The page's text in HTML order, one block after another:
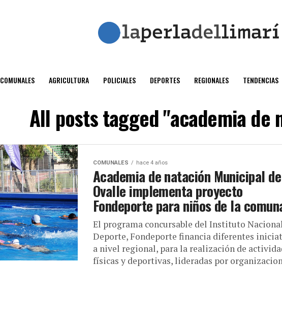
COMUNALES AGRICULTURA POLICIALES DEPORTES REGIONALES TENDENCIAS
All posts tagged "academia de
COMUNALES hace 4 años
Academia de natación Municipal de
Ovalle implementa proyecto
Fondeporte para niños de la
El programa concursable del Instituto
Deporte, Fondeporte financia diferentes
a nivel regional, para la realización de
físicas y deportivas, lideradas por